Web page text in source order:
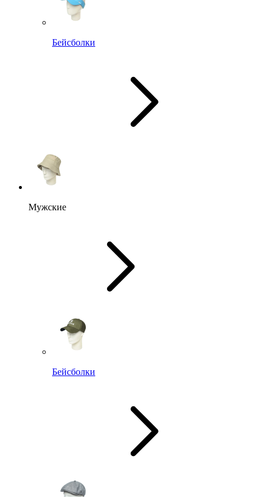
Бейсболки
Мужские
Бейсболки